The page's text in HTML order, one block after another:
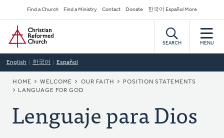
to
main
content
Secondary
Navigation
Find a Church Find a Ministry Contact Donate 한국어 Español More
Home
SEARCH MENU
English 한국어 Español
BREADCRUMB
HOME WELCOME OUR FAITH
POSITION STATEMENTS
LANGUAGE FOR GOD
Lenguaje para Dios